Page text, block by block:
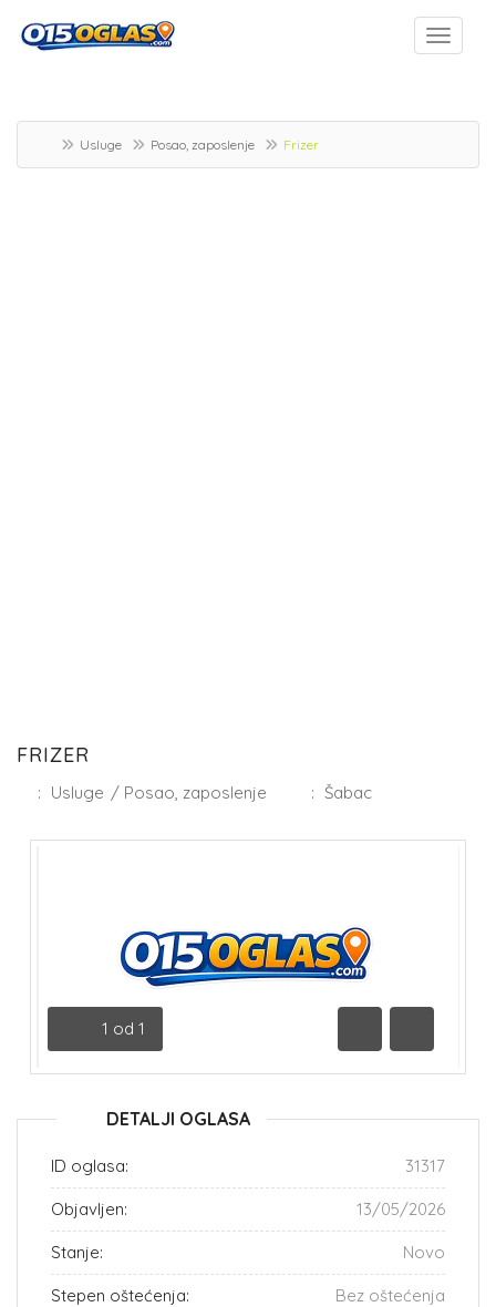
Usluge Posao, zaposlenje Frizer
FRIZER
: Usluge / Posao, zaposlenje : Šabac
1 od 1
Prethodna
Sledeća
DETALJI OGLASA
ID oglasa: 31317
Objavljen: 13/05/2026
Stanje: Novo
Stepen oštećenja: Bez oštećenja